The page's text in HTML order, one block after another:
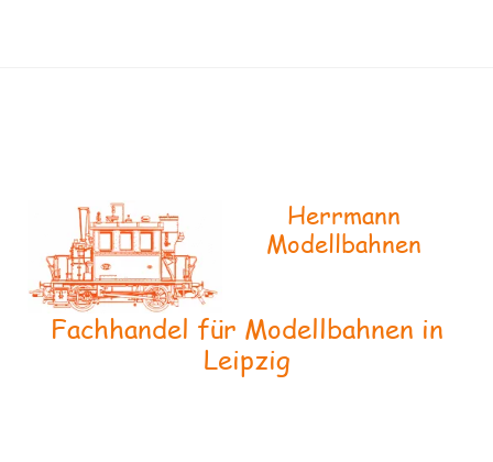
Herrmann
Modellbahnen
Fachhandel für Modellbahnen in
Leipzig